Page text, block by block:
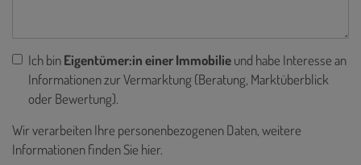
Ich binEigentümer:in einer Immobilieund habe Interesse an
Informationen zur Vermarktung (Beratung, Marktüberblick
oder Bewertung).
Wir verarbeiten Ihre personenbezogenen Daten, weitere
Informationen finden Sie hier.